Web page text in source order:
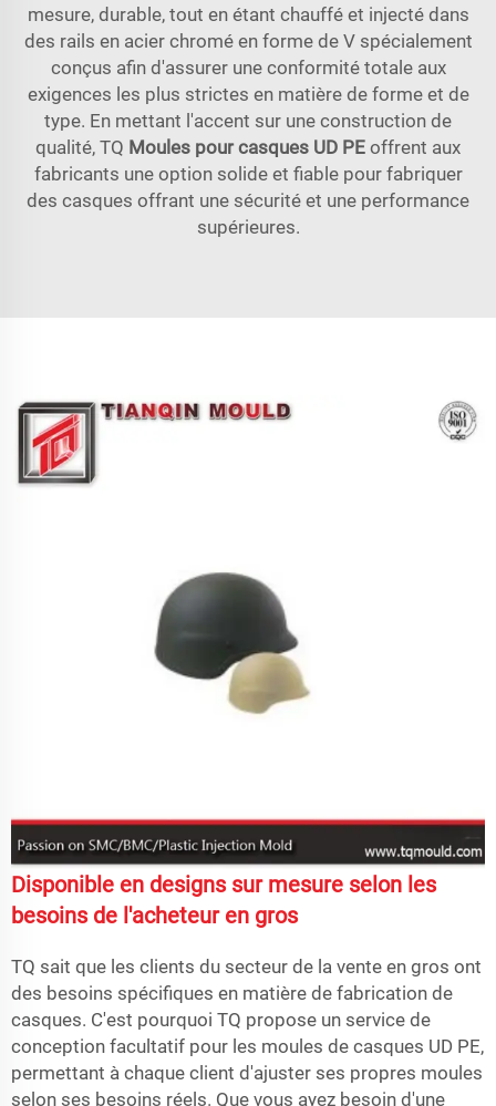
mesure, durable, tout en étant chauffé et injecté dans
des rails en acier chromé en forme de V spécialement
conçus afin d'assurer une conformité totale aux
exigences les plus strictes en matière de forme et de
type. En mettant l'accent sur une construction de
qualité, TQ Moules pour casques UD PE offrent aux
fabricants une option solide et fiable pour fabriquer
des casques offrant une sécurité et une performance
supérieures.
Disponible en designs sur mesure selon les
besoins de l'acheteur en gros
TQ sait que les clients du secteur de la vente en gros ont
des besoins spécifiques en matière de fabrication de
casques. C'est pourquoi TQ propose un service de
conception facultatif pour les moules de casques UD PE,
permettant à chaque client d'ajuster ses propres moules
selon ses besoins réels. Que vous ayez besoin d'une